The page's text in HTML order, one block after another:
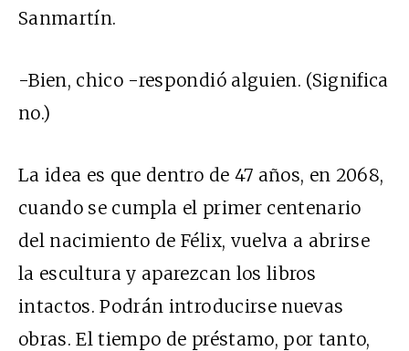
Sanmartín.
-Bien, chico -respondió alguien. (Significa
no.)
La idea es que dentro de 47 años, en 2068,
cuando se cumpla el primer centenario
del nacimiento de Félix, vuelva a abrirse
la escultura y aparezcan los libros
intactos. Podrán introducirse nuevas
obras. El tiempo de préstamo, por tanto,